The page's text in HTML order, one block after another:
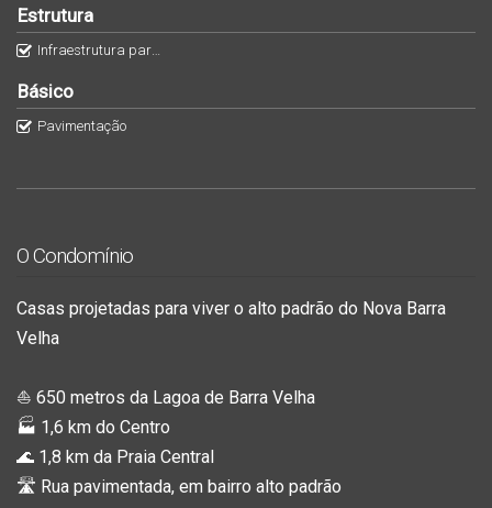
Estrutura
Infraestrutura para ar condicionado
Básico
Pavimentação
O Condomínio
Casas projetadas para viver o alto padrão do Nova Barra
Velha
⛵ 650 metros da Lagoa de Barra Velha
🏭 1,6 km do Centro
🌊 1,8 km da Praia Central
🛣️ Rua pavimentada, em bairro alto padrão